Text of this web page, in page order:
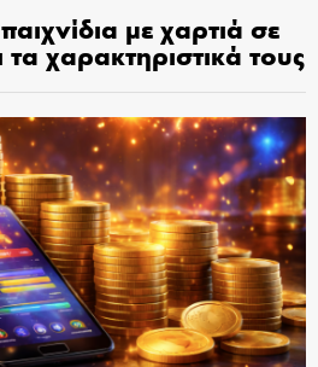
με χαρτιά σε
χαρακτηριστικά τους